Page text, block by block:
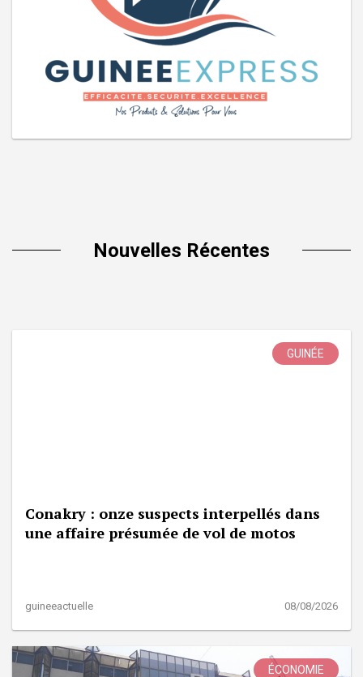
Nouvelles Récentes
GUINÉE
Conakry : onze suspects interpellés dans
une affaire présumée de vol de motos
guineeactuelle 08/08/2026
ÉCONOMIE